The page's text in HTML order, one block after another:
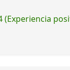
(Experiencia